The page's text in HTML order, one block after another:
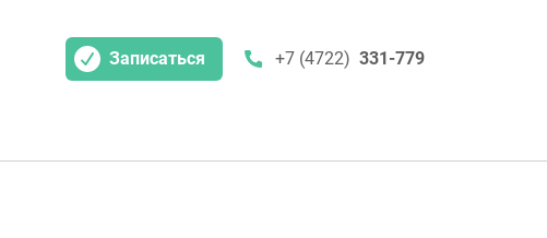
Записаться +7 (4722) 331-779